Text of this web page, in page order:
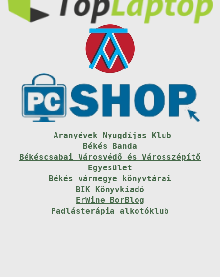
Aranyévek Nyugdíjas Klub
Békés Banda
Békéscsabai Városvédő és Városszépítő
Egyesület
Békés vármegye könyvtárai
BIK Könyvkiadó
ErWine BorBlog
Padlásterápia alkotóklub